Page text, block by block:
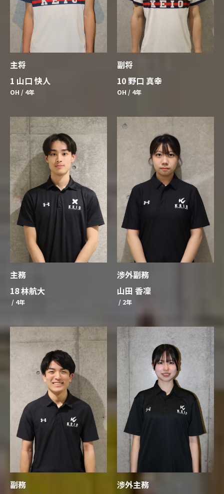
副務
副将
10 野口 真幸
OH / 4年
主務
18 林航大
/ 4年
主将
1 山口 快人
OH / 4年
渉外副務
山田 香凜
/ 2年
渉外主務